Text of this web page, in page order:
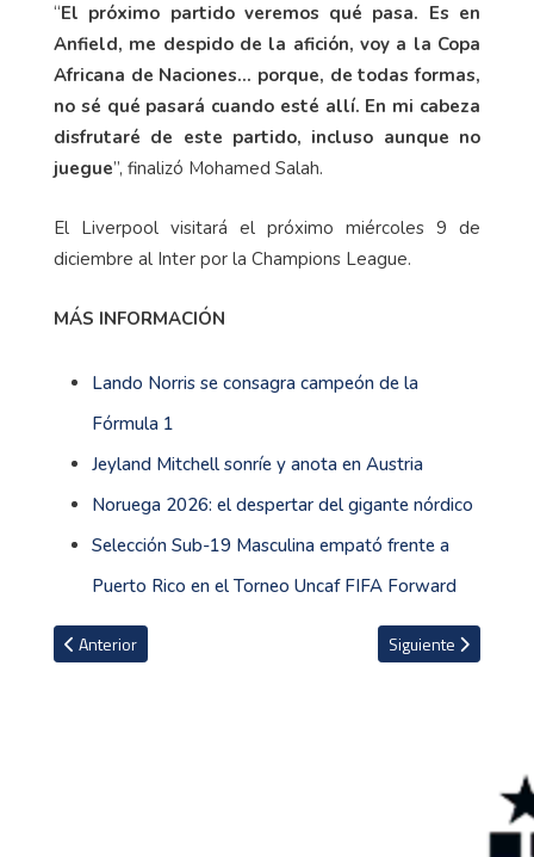
“El próximo partido veremos qué pasa. Es en
Anfield, me despido de la afición, voy a la Copa
Africana de Naciones… porque, de todas formas,
no sé qué pasará cuando esté allí. En mi cabeza
disfrutaré de este partido, incluso aunque no
juegue”, finalizó Mohamed Salah.
El Liverpool visitará el próximo miércoles 9 de
diciembre al Inter por la Champions League.
MÁS INFORMACIÓN
Lando Norris se consagra campeón de la
Fórmula 1
Jeyland Mitchell sonríe y anota en Austria
Noruega 2026: el despertar del gigante nórdico
Selección Sub-19 Masculina empató frente a
Puerto Rico en el Torneo Uncaf FIFA Forward
Artículo anterior: VIDEO: Padre de Lamine Yamal fue expulsado
Anterior Artículo siguiente:
Siguiente